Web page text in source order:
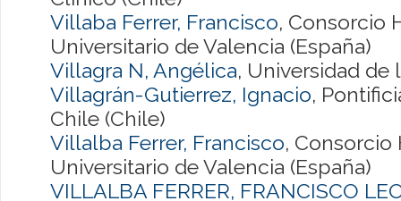
Villaba Ferrer, Francisco, Consorcio
Universitario de Valencia (España)
Villagra N, Angélica, Universidad de
Villagrán-Gutierrez, Ignacio,
Chile (Chile)
Villalba Ferrer, Francisco, Consorcio
Universitario de Valencia (España)
VILLALBA FERRER, FRANCISCO